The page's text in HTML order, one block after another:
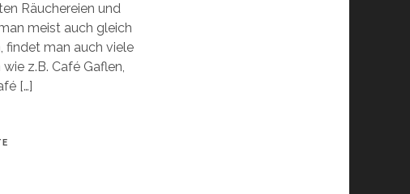
Räuchereien und
meist auch gleich
findet man auch viele
z.B. Café Gaflen,
[…]